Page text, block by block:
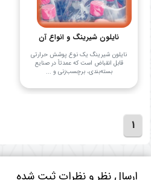
نایلون شیرینگ و انواع آن
نایلون شیرینگ یک نوع پوشش حرارتی
قابل انقباض است که عمدتاً در صنایع
بسته‌بندی، برچسب‌زنی و ...
1
ارسال نظر و نظرات ثبت شده